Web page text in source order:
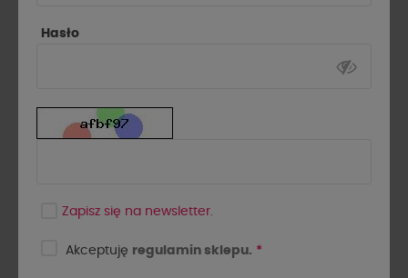
Hasło
Zapisz się na newsletter.
Akceptuję regulamin sklepu. *